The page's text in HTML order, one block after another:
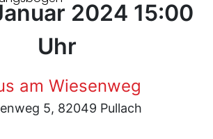
2024 15:00
Uhr
am Wiesenweg
5, 82049 Pullach